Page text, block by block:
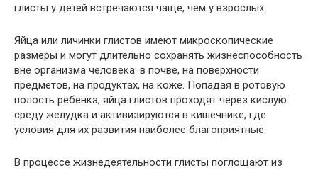
глисты у детей встречаются чаще, чем у взрослых.
Яйца или личинки глистов имеют микроскопические
размеры и могут длительно сохранять жизнеспособность
вне организма человека: в почве, на поверхности
предметов, на продуктах, на коже. Попадая в ротовую
полость ребенка, яйца глистов проходят через кислую
среду желудка и активизируются в кишечнике, где
условия для их развития наиболее благоприятные.
В процессе жизнедеятельности глисты поглощают из